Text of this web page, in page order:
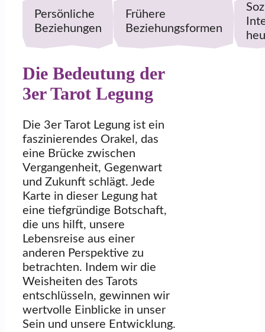
Persönliche
Beziehungen
Frühere
Beziehungsformen
Die Bedeutung der
3er Tarot Legung
Die 3er Tarot Legung ist ein
faszinierendes Orakel, das
eine Brücke zwischen
Vergangenheit, Gegenwart
und Zukunft schlägt. Jede
Karte in dieser Legung hat
eine tiefgründige Botschaft,
die uns hilft, unsere
Lebensreise aus einer
anderen Perspektive zu
betrachten. Indem wir die
Weisheiten des Tarots
entschlüsseln, gewinnen wir
wertvolle Einblicke in unser
Sein und unsere Entwicklung.